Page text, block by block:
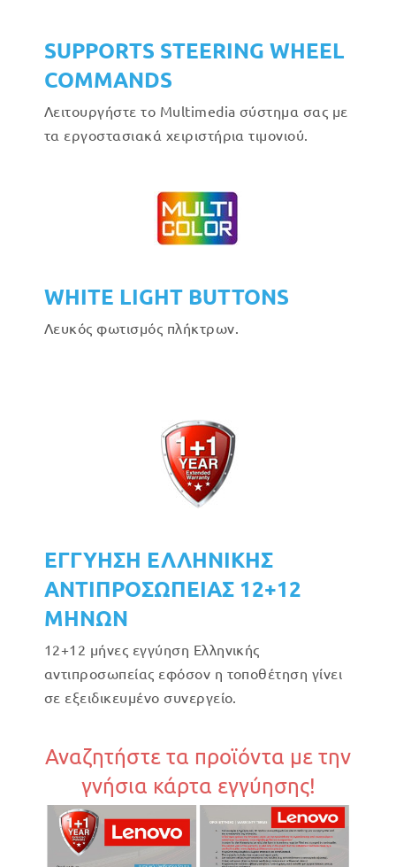
SUPPORTS STEERING WHEEL
COMMANDS
Λειτουργήστε το Multimedia σύστημα σας με
τα εργοστασιακά χειριστήρια τιμονιού.
WHITE LIGHT BUTTONS
Λευκός φωτισμός πλήκτρων.
ΕΓΓΥΗΣΗ ΕΛΛΗΝΙΚΗΣ
ΑΝΤΙΠΡΟΣΩΠΕΙΑΣ 12+12
ΜΗΝΩΝ
12+12 μήνες εγγύηση Ελληνικής
αντιπροσωπείας εφόσον η τοποθέτηση γίνει
σε εξειδικευμένο συνεργείο.
Αναζητήστε τα προϊόντα με την
γνήσια κάρτα εγγύησης!